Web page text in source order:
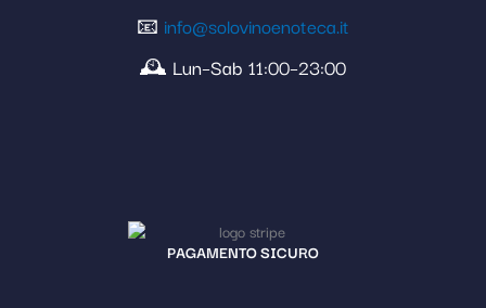
📧 info@solovinoenoteca.it
🕰️ Lun–Sab 11:00–23:00
PAGAMENTO SICURO